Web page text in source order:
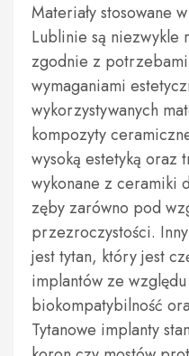
Materiały stosowane
Lublinie są
zgodnie z
wymaganiami
wykorzystywanych
kompozyty
wysoką estetyką oraz
wykonane z ceramiki
zęby zarówno pod
przezroczystości.
jest tytan, który jest
implantów ze względu
biokompatybilność
Tytanowe implanty